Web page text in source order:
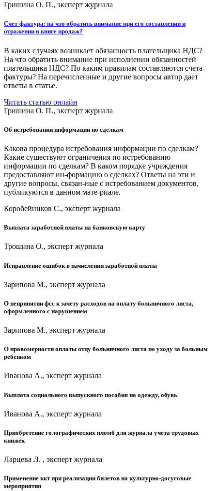
Гришина О. П., эксперт журнала
Счет-фактура: на что обратить внимание при его составлении и
отражении в книге продаж?
В каких случаях возникает обязанность плательщика НДС?
На что обратить внимание при исполнении обязанностей
плательщика НДС? По каким правилам составляются счета-
фактуры? На перечисленные и другие вопросы автор дает
ответы в статье.
Читать статью онлайн
Гришина О. П., эксперт журнала
Об истребовании информации по сделкам
Какова процедура истребования информации по сделкам?
Какие существуют ограничения по истребованию
информации по сделкам? В каком порядке учреждения
предоставляют ин-формацию о сделках? Ответы на эти и
другие вопросы, связан-ные с истребованием документов,
публикуются в данном мате-риале.
Коробейников С., эксперт журнала
Выплата заработной платы на банковскую карту
Трошина О., эксперт журнала
Исправление ошибок в начислении заработной платы
Зарипова М., эксперт журнала
О непринятии фсс к зачету расходов на оплату больничного листа,
оформленного с нарушением
Зарипова М., эксперт журнала
О правомерности оплаты отцу больничного листа по уходу за больным
ребенком
Иванова А., эксперт журнала
Выплата социального выпускного пособия на одежду, обувь
Иванова А., эксперт журнала
Приобретение голографических пломб для журнала учета трудовых
книжек
Ларцева Л. , эксперт журнала
Применение ккт при реализации билетов на культурно-досуговые
мероприятия